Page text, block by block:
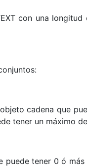
con una
cadena que
tener un máximo
puede tener 0 ó